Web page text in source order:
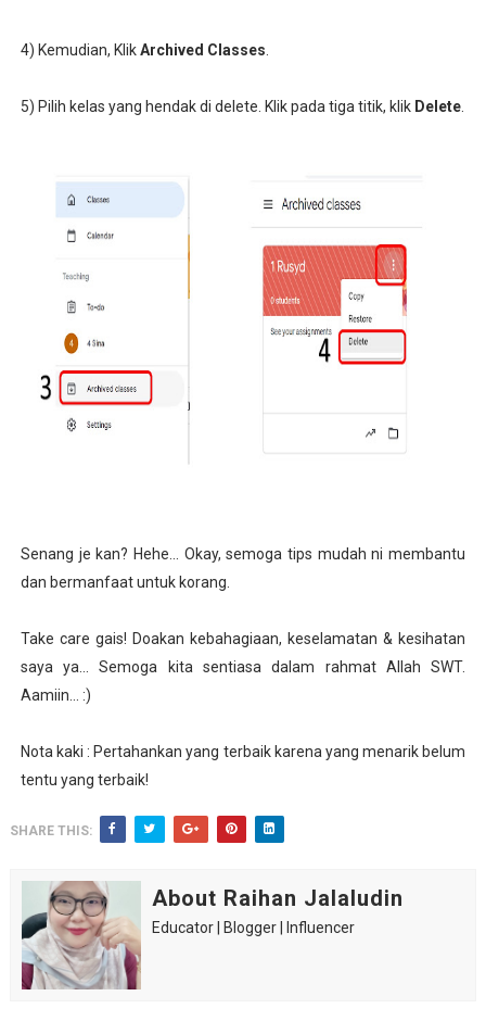
4) Kemudian, KlikArchived Classes
5) Pilih kelas yang hendak di delete. Klik pada tiga titik, klik Delete.
Senang je kan? Hehe... Okay, semoga tips mudah ni membantu
dan bermanfaat untuk korang.
Take care gais! Doakan kebahagiaan, keselamatan & kesihatan
saya ya... Semoga kita sentiasa dalam rahmat Allah SWT.
Aamiin... :)
Nota kaki : Pertahankan yang terbaik karena yang menarik belum
tentu yang terbaik!
SHARE THIS:
About Raihan Jalaludin
Educator | Blogger | Influencer